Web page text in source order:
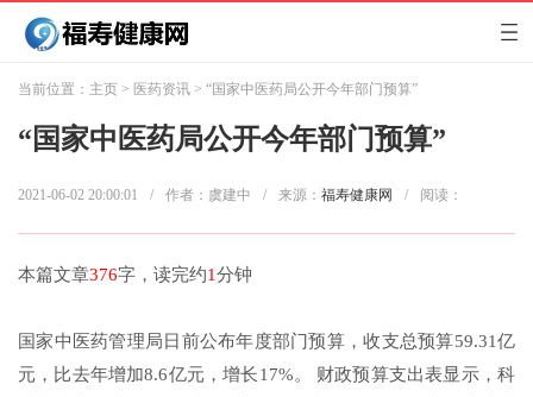
当前位置： 主页 > 医药资讯 > “国家中医药局公开今年部门预算”
“国家中医药局公开今年部门预算”
2021-06-02 20:00:01 / 作者：虞建中 / 来源： 福寿健康网 / 阅读：
本篇文章376字，读完约1分钟
国家中医药管理局日前公布年度部门预算，收支总预算59.31亿
元，比去年增加8.6亿元，增长17%。 财政预算支出表显示，科